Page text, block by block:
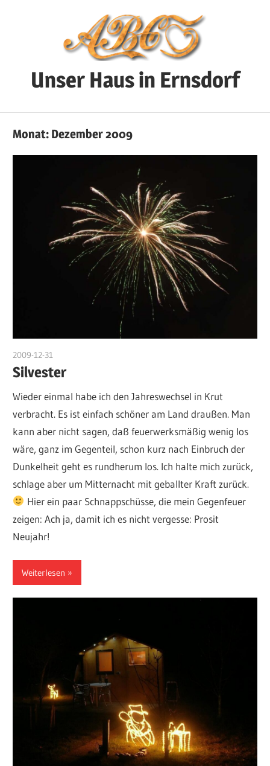
Unser Haus in Ernsdorf
sich
rund
Monat: Dezember 2009
2009-12-31
Silvester
Wieder einmal habe ich den Jahreswechsel in Krut
verbracht. Es ist einfach schöner am Land draußen. Man
kann aber nicht sagen, daß feuerwerksmäßig wenig los
wäre, ganz im Gegenteil, schon kurz nach Einbruch der
Dunkelheit geht es rundherum los. Ich halte mich zurück,
schlage aber um Mitternacht mit geballter Kraft zurück.
Hier ein paar Schnappschüsse, die mein Gegenfeuer
zeigen: Ach ja, damit ich es nicht vergesse: Prosit
Neujahr!
Weiterlesen